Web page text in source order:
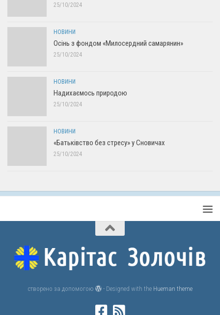
25/10/2024
НОВИНИ
Осінь з фондом «Милосердний самарянин»
25/10/2024
НОВИНИ
Надихаємось природою
25/10/2024
НОВИНИ
«Батьківство без стресу» у Сновичах
25/10/2024
створено за допомогою - Designed with the Hueman theme